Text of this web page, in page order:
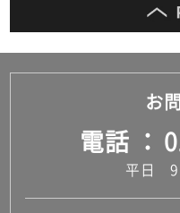
お
電話
平日 9